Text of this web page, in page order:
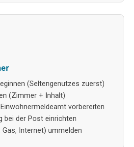
(Seltengenutzes zuerst)
(Zimmer + Inhalt)
vorbereiten
bei der Post einrichten
Internet) ummelden